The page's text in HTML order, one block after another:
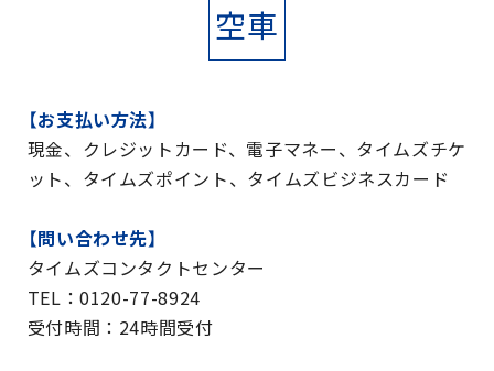
空車
【お支払い方法】
現金、クレジットカード、電子マネー、タイムズチケ
ット、タイムズポイント、タイムズビジネスカード
【問い合わせ先】
タイムズコンタクトセンター
TEL：0120-77-8924
受付時間：24時間受付